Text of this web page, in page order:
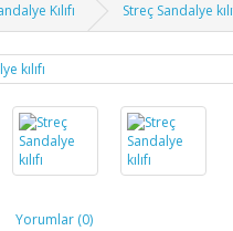
Kılıfı Streç Sandalye
Yorumlar (0)